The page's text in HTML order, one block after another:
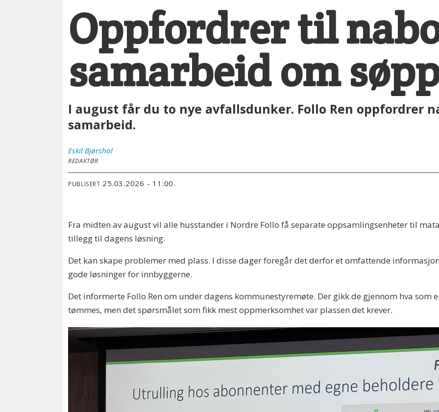
Oppfordrer til
samarbeid om
I august får du to nye avfallsdunker. Follo Ren oppfordrer
samarbeid.
Eskil Bjørshol
REDAKTØR
PUBLISERT 25.03.2026 - 11:00
Fra midten av august vil alle husstander i Nordre Follo få separate oppsamlingsenheter til
tillegg til dagens løsning.
Det kan skape problemer med plass. I disse dager foregår det derfor et omfattende
gode løsninger for innbyggerne.
Det informerte Follo Ren om under dagens kommunestyremøte. Der gikk de gjennom hva som
tømmes, men det spørsmålet som fikk mest oppmerksomhet var plassen det krever.